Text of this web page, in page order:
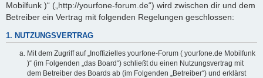
Mobilfunk )“ („http://yourfone-forum.de“) wird zwischen dir und dem
Betreiber ein Vertrag mit folgenden Regelungen geschlossen:
1. NUTZUNGSVERTRAG
Mit dem Zugriff auf „Inoffizielles yourfone-Forum ( yourfone.de Mobilfunk
)“ (im Folgenden „das Board“) schließt du einen Nutzungsvertrag mit
dem Betreiber des Boards ab (im Folgenden „Betreiber“) und erklärst